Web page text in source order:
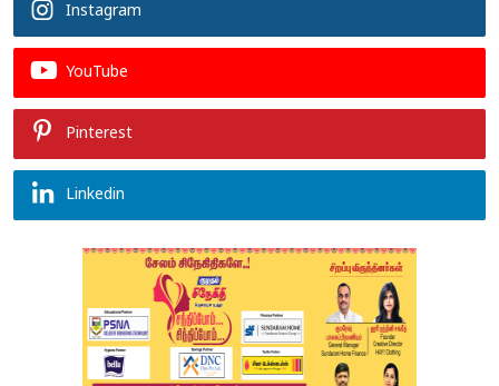
Instagram
YouTube
Pinterest
Linkedin